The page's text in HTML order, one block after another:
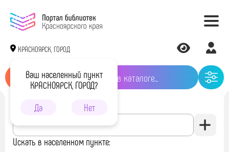
КРАСНОЯРСК, ГОРОД
Ваш населенный пункт
КРАСНОЯРСК, ГОРОД?
Да
Нет
Искать в библиотеке:
Искать в населенном пункте: